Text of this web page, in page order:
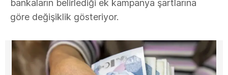
bankaların belirlediği ek kampanya şartlarına
göre değişiklik gösteriyor.